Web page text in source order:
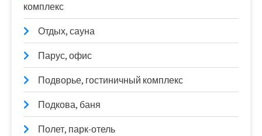
комплекс
Отдых, сауна
Парус, офис
Подворье, гостиничный комплекс
Подкова, баня
Полет, парк-отель